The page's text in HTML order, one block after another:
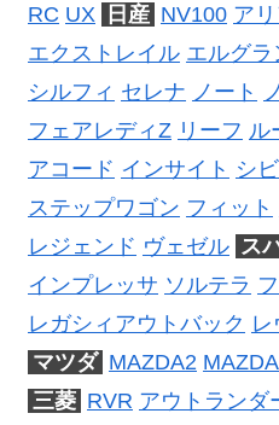
RC UX 日産 NV100 ア
エクストレイル エルグラ
シルフィ セレナ ノート
フェアレディZ リーフ ル
アコード インサイト シ
ステップワゴン フィット
レジェンド ヴェゼル ス
インプレッサ ソルテラ
レガシィアウトバック
マツダ MAZDA2
三菱 RVR アウトランダ